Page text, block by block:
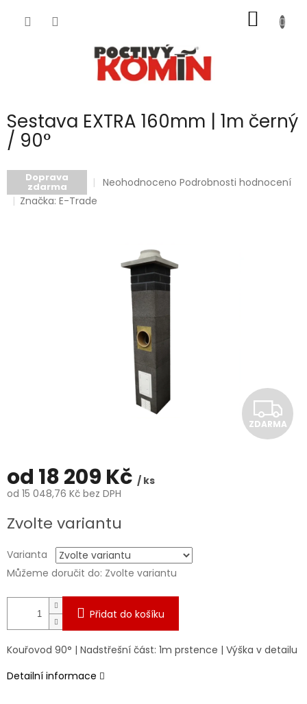
KOŠÍK
Sestava EXTRA 160mm | 1m černý
/ 90°
Doprava
zdarma
Průměrné
hvězdiček.
Neohodnoceno Podrobnosti hodnocení
Značka:E-Trade
Z
D
ZDARMA
od 18 209 Kč / ks
od 15 048,76 Kč bez DPH
cena:
Zvolte variantu
Varianta
Můžeme doručit do: Zvolte variantu
Přidat do košíku
Kouřovod 90° | Nadstřešní část: 1m prstence | Výška v detailu
Detailní informace